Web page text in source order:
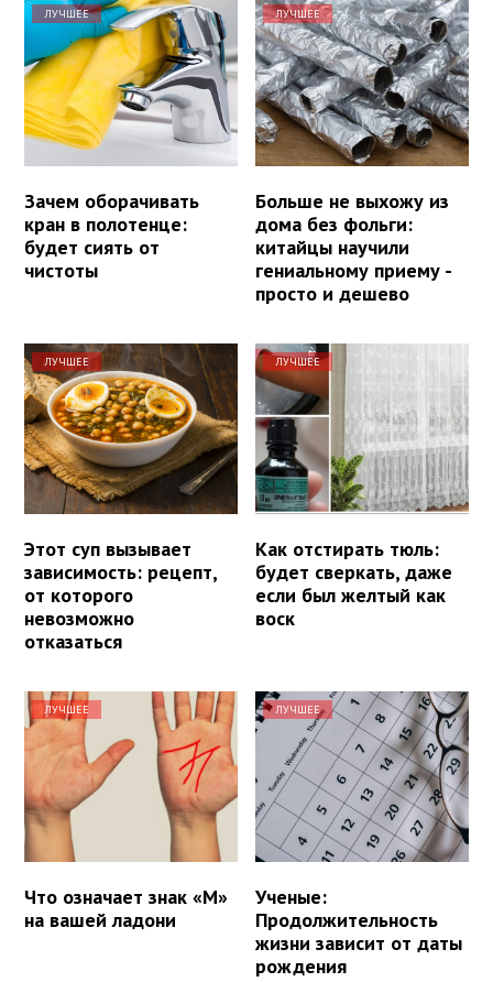
ЛУЧШЕЕ
Зачем оборачивать
кран в полотенце:
будет сиять от
чистоты
ЛУЧШЕЕ
Больше не выхожу из
дома без фольги:
китайцы научили
гениальному приему -
просто и дешево
ЛУЧШЕЕ
Этот суп вызывает
зависимость: рецепт,
от которого
невозможно
отказаться
ЛУЧШЕЕ
Как отстирать тюль:
будет сверкать, даже
если был желтый как
воск
ЛУЧШЕЕ
Что означает знак «М»
на вашей ладони
ЛУЧШЕЕ
Ученые:
Продолжительность
жизни зависит от даты
рождения